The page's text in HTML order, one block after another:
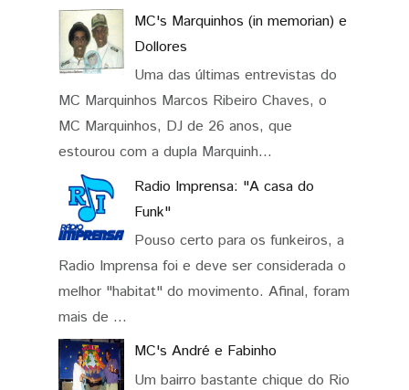
MC's Marquinhos (in memorian) e
Dollores
Uma das últimas entrevistas do
MC Marquinhos Marcos Ribeiro Chaves, o
MC Marquinhos, DJ de 26 anos, que
estourou com a dupla Marquinh...
Radio Imprensa: "A casa do
Funk"
Pouso certo para os funkeiros, a
Radio Imprensa foi e deve ser considerada o
melhor "habitat" do movimento. Afinal, foram
mais de ...
MC's André e Fabinho
Um bairro bastante chique do Rio